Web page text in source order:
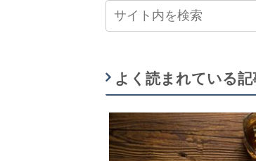
よく読まれている記